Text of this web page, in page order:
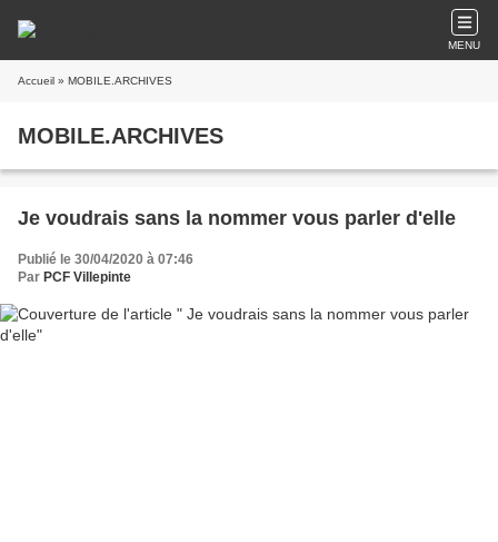
MENU
Accueil » MOBILE.ARCHIVES
MOBILE.ARCHIVES
Je voudrais sans la nommer vous parler d'elle
Publié le 30/04/2020 à 07:46
Par PCF Villepinte